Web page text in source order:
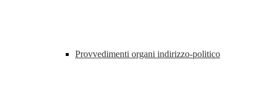
Provvedimenti organi indirizzo-politico